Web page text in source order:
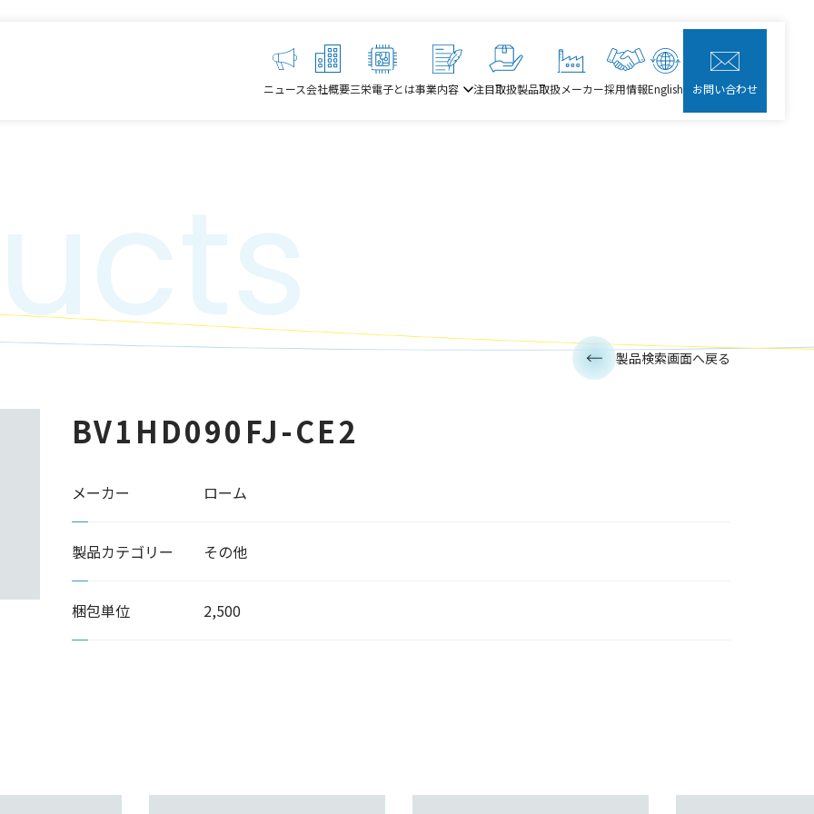
ニュース会社概要三栄電子とは事業内容 注目取扱製品取扱メーカー採用情報English お問い合わせ
BV1HD090FJ-CE2
メーカー ローム
製品カテゴリー その他
梱包単位 2,500
製品検索画面へ戻る